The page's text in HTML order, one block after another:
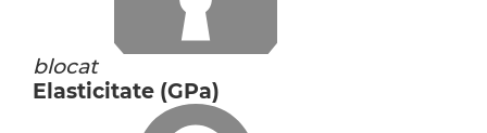
blocat
Elasticitate (GPa)